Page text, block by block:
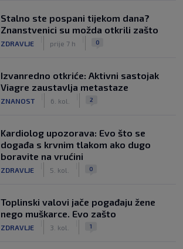
Stalno ste pospani tijekom dana?
Znanstvenici su možda otkrili zašto
ZDRAVLJE prije 7 h 0
Izvanredno otkriće: Aktivni sastojak
Viagre zaustavlja metastaze
ZNANOST 6. kol. 2
Kardiolog upozorava: Evo što se
događa s krvnim tlakom ako dugo
boravite na vrućini
ZDRAVLJE 5. kol. 0
Toplinski valovi jače pogađaju žene
nego muškarce. Evo zašto
ZDRAVLJE 3. kol. 1